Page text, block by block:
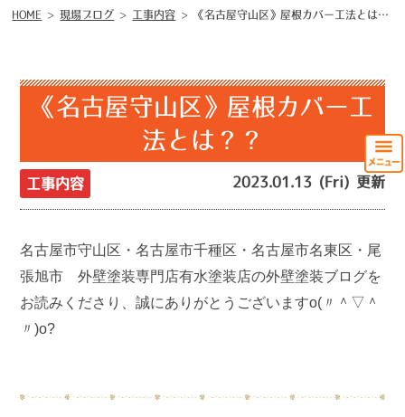
HOME >現場ブログ > 工事内容 > 《名古屋守山区》屋根カバー工法とは？？
《名古屋守山区》屋根カバー工
法とは？？
工事内容 2023.01.13 (Fri) 更新
名古屋市守山区・名古屋市千種区・名古屋市名東区・尾
張旭市 外壁塗装専門店有水塗装店の外壁塗装ブログを
お読みくださり、誠にありがとうございますo(〃＾▽＾
〃)o?